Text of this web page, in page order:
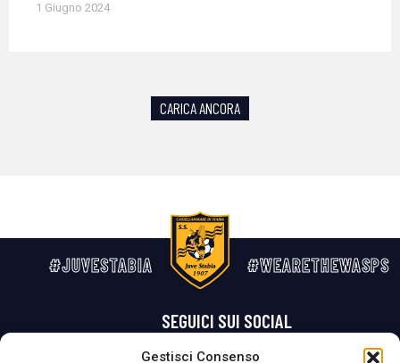
Gestisci Consenso
1 Giugno 2024
CARICA ANCORA
#JUVESTABIA #WEARETHEWASPS
SEGUICI SUI SOCIAL